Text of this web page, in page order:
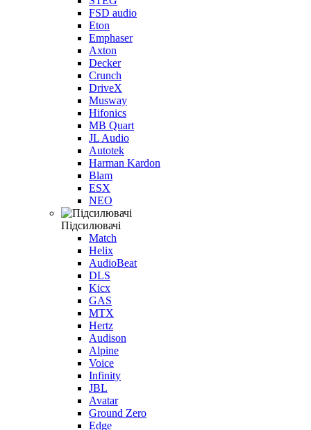
FSD audio
Eton
Emphaser
Axton
Decker
Crunch
DriveX
Musway
Hifonics
MB Quart
JL Audio
Autotek
Harman Kardon
Blam
ESX
NEO
Підсилювачі
Match
Helix
AudioBeat
DLS
Kicx
GAS
MTX
Hertz
Audison
Alpine
Voice
Infinity
JBL
Avatar
Ground Zero
Edge